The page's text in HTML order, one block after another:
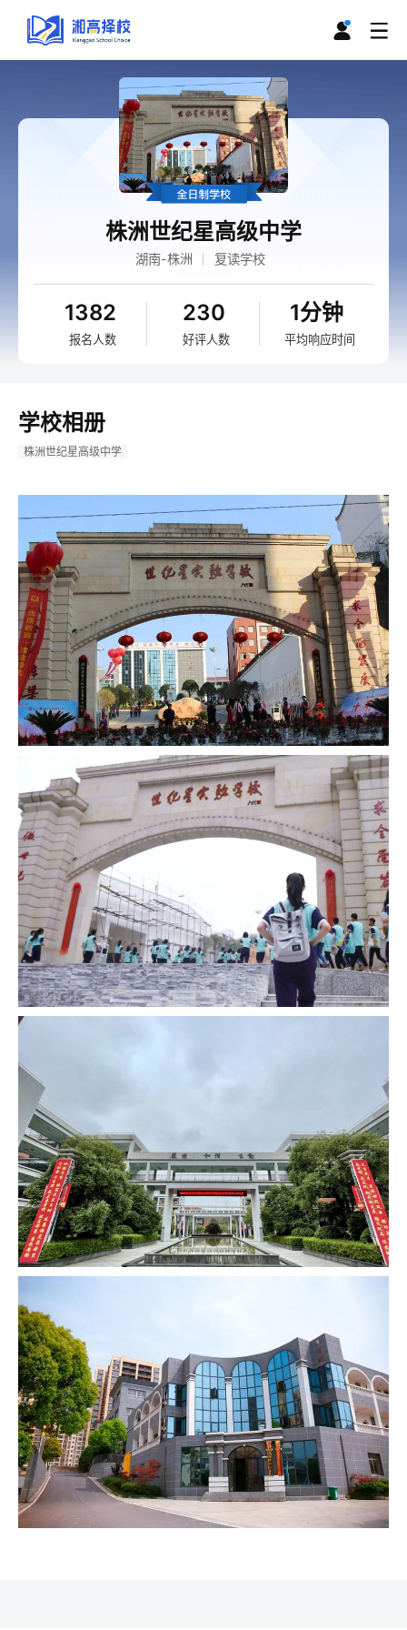
株洲世纪星高级中学
湖南-株洲 复读学校
1382
报名人数
230
好评人数
1分钟
平均响应时间
学校相册
株洲世纪星高级中学